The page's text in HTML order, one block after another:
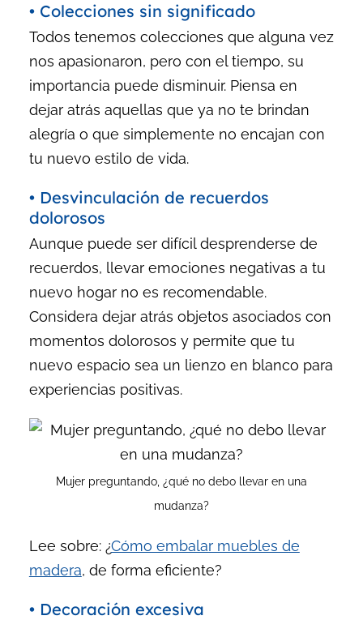
• Colecciones sin significado
Todos tenemos colecciones que alguna vez
nos apasionaron, pero con el tiempo, su
importancia puede disminuir. Piensa en
dejar atrás aquellas que ya no te brindan
alegría o que simplemente no encajan con
tu nuevo estilo de vida.
• Desvinculación de recuerdos
dolorosos
Aunque puede ser difícil desprenderse de
recuerdos, llevar emociones negativas a tu
nuevo hogar no es recomendable.
Considera dejar atrás objetos asociados con
momentos dolorosos y permite que tu
nuevo espacio sea un lienzo en blanco para
experiencias positivas.
Mujer preguntando, ¿qué no debo llevar en una
mudanza?
Lee sobre: ¿Cómo embalar muebles de
madera, de forma eficiente?
• Decoración excesiva